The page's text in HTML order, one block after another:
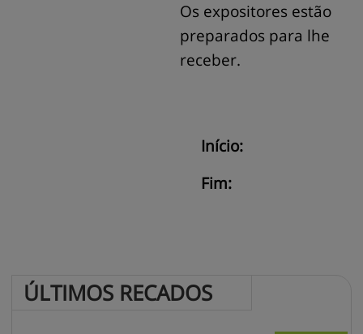
Os expositores estão
preparados para lhe
receber.
Início:
Fim:
ÚLTIMOS RECADOS